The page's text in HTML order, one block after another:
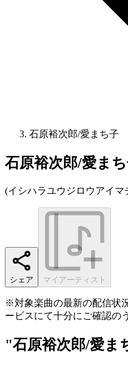
石原裕次郎/愛まち子
石原裕次郎/愛ま
(イシハラユウジロウアイマ
シェア マイアーティスト
※対象楽曲の最新の配信状
ービスにて十分にご確認の
"石原裕次郎/愛ま